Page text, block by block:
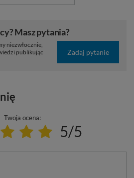
Masz pytania?
niezwłocznie,
publikując
Zadaj pytanie
Twoja ocena:
5/5